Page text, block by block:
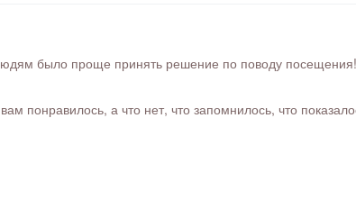
было проще принять решение по поводу посещения!
понравилось, а что нет, что запомнилось, что